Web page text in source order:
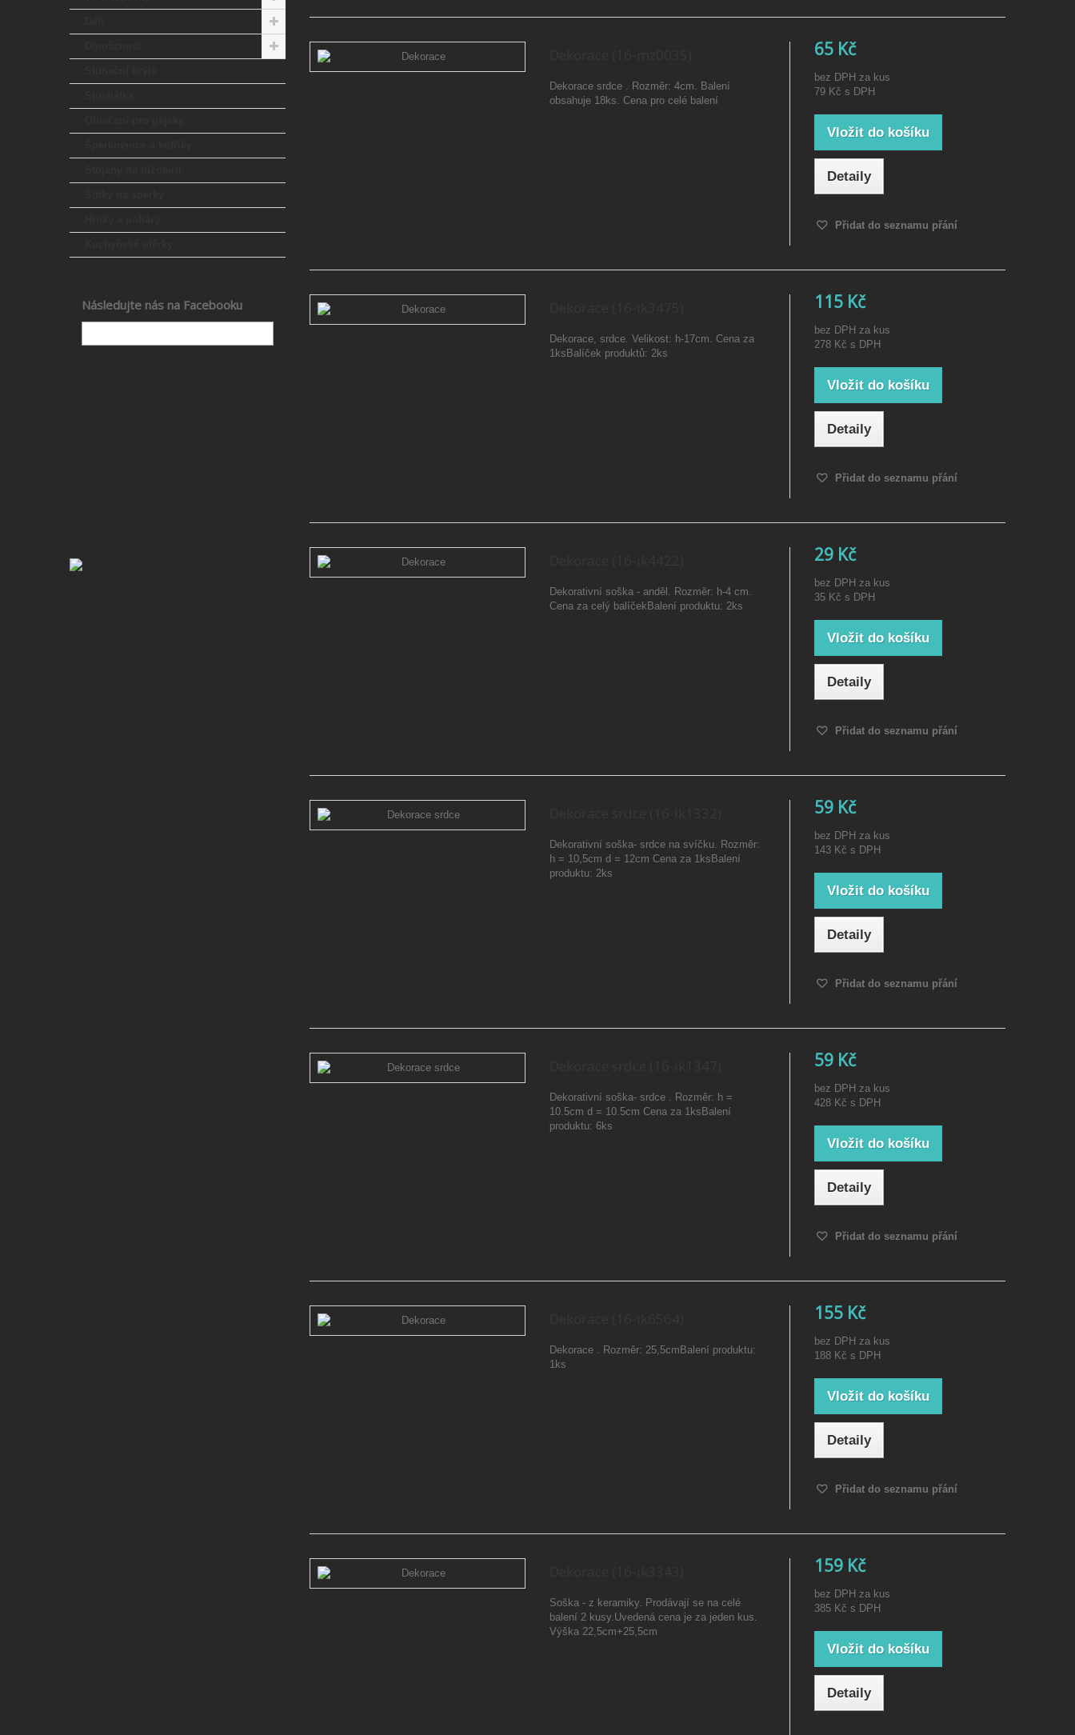
Následujte nás na Facebooku
Dekorace srdce . Rozměr: 4cm. Balení
obsahuje 18ks. Cena pro celé balení
65 Kč
bez DPH za kus
79 Kč s DPH
Vložit do košíku
Detaily
Přidat do seznamu přání
Dekorace, srdce. Velikost: h-17cm. Cena za
1ksBalíček produktů: 2ks
115 Kč
bez DPH za kus
278 Kč s DPH
Vložit do košíku
Detaily
Přidat do seznamu přání
Dekorativní soška - anděl. Rozměr: h-4 cm.
Cena za celý balíčekBalení produktu: 2ks
29 Kč
bez DPH za kus
35 Kč s DPH
Vložit do košíku
Detaily
Přidat do seznamu přání
Dekorativní soška- srdce na svíčku. Rozměr:
h = 10,5cm d = 12cm Cena za 1ksBalení
produktu: 2ks
59 Kč
bez DPH za kus
143 Kč s DPH
Vložit do košíku
Detaily
Přidat do seznamu přání
Dekorativní soška- srdce . Rozměr: h =
10.5cm d = 10.5cm Cena za 1ksBalení
produktu: 6ks
59 Kč
bez DPH za kus
428 Kč s DPH
Vložit do košíku
Detaily
Přidat do seznamu přání
Dekorace . Rozměr: 25,5cmBalení produktu:
1ks
155 Kč
bez DPH za kus
188 Kč s DPH
Vložit do košíku
Detaily
Přidat do seznamu přání
Soška - z keramiky. Prodávají se na celé
balení 2 kusy.Uvedená cena je za jeden kus.
Výška 22,5cm+25,5cm
159 Kč
bez DPH za kus
385 Kč s DPH
Vložit do košíku
Detaily